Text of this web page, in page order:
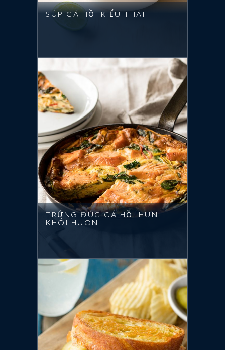
SÚP CÁ HỒI KIỂU THÁI
TRỨNG ĐÚC CÁ HỒI HUN
KHÓI HUON